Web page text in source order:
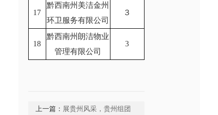
17
黔西南州美洁金州
环卫服务有限公司
３
18
黔西南州朗洁物业
管理有限公司
3
上一篇： 展贵州风采，贵州组团